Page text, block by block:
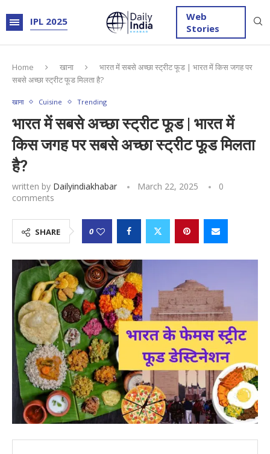
IPL 2025
Web
Stories
Home खाना
भारत में सबसे अच्छा स्ट्रीट फूड | भारत में किस जगह पर
सबसे अच्छा स्ट्रीट फूड मिलता है?
खाना Cuisine Trending
भारत में सबसे अच्छा स्ट्रीट फूड | भारत में
किस जगह पर सबसे अच्छा स्ट्रीट फूड मिलता
है?
written by Dailyindiakhabar March 22, 2025
0
comments
SHARE 0